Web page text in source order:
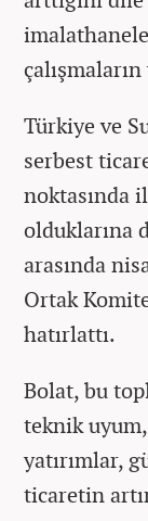
çalışmaların
Türkiye ve
serbest
noktasında
olduklarına
arasında
Ortak
hatırlattı.
Bolat, bu
teknik
yatırımlar,
ticaretin